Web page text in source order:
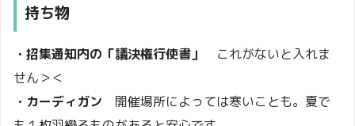
持ち物
・招集通知内の「議決権行使書」 これがないと入れま
せん＞＜
・カーディガン 開催場所によっては寒いことも。夏で